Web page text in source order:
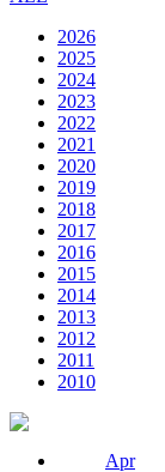
2026
2025
2024
2023
2022
2021
2020
2019
2018
2017
2016
2015
2014
2013
2012
2011
2010
Apr